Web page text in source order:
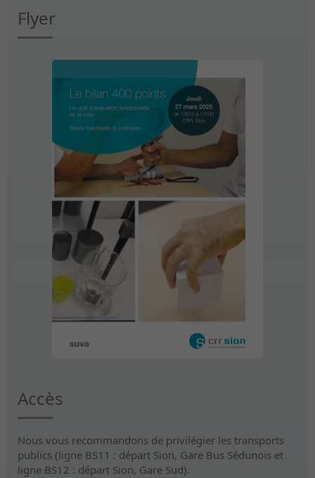
Flyer
Accès
Nous vous recommandons de privilégier les transports
publics (ligne BS11 : départ Sion, Gare Bus Sédunois et
ligne BS12 : départ Sion, Gare Sud).